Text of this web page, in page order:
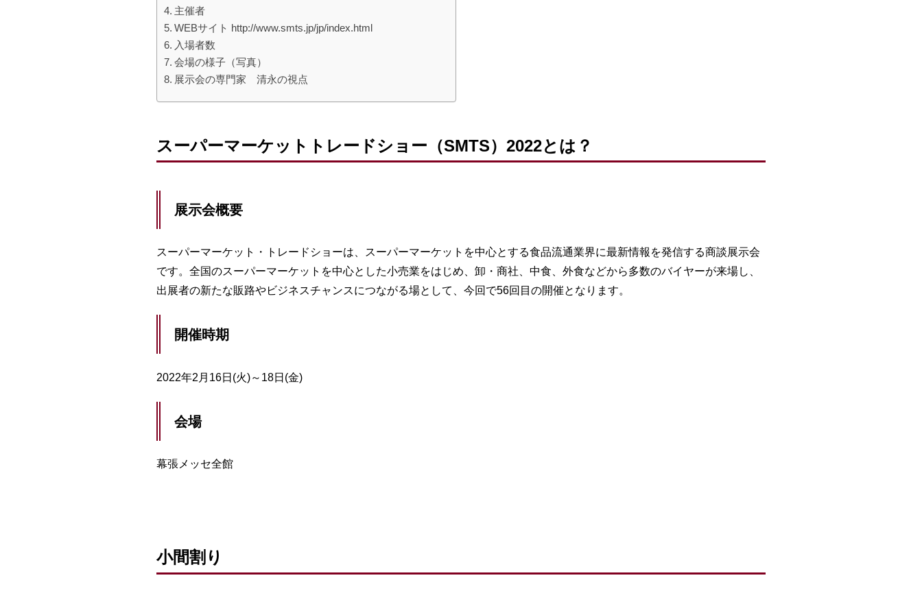
主催者
WEBサイト http://www.smts.jp/jp/index.html
入場者数
会場の様子（写真）
展示会の専門家 清永の視点
スーパーマーケットトレードショー（SMTS）2022とは？
展示会概要
スーパーマーケット・トレードショーは、スーパーマーケットを中心とする食品流通業界に最新情報を発信する商談展示会
です。全国のスーパーマーケットを中心とした小売業をはじめ、卸・商社、中食、外食などから多数のバイヤーが来場し、
出展者の新たな販路やビジネスチャンスにつながる場として、今回で56回目の開催となります。
開催時期
2022年2月16日(火)～18日(金)
会場
幕張メッセ全館
小間割り